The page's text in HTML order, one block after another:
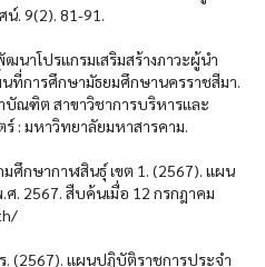
น์. 9(2). 81-91.
นาโปรแกรมเสริมสร้างภาวะผู้นำ
ที่การศึกษามัธยมศึกษานครราชสีมา.
ณฑิต สาขาวิชาการบริหารและ
: มหาวิทยาลัยมหาสารคาม.
ศึกษากาฬสินธุ์ เขต 1. (2567). แผน
2567. สืบค้นเมื่อ 12 กรกฎาคม
. (2567). แผนปฏิบัติราชการประจำ